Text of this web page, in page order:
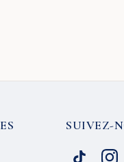
SUIVEZ-